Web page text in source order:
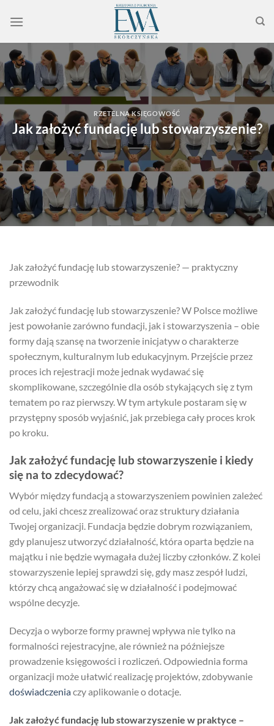
RZETELNA KSIĘGOWOŚĆ
Jak założyć fundację lub stowarzyszenie?
Jak założyć fundację lub stowarzyszenie? — praktyczny
przewodnik
Jak założyć fundację lub stowarzyszenie? W Polsce możliwe
jest powołanie zarówno fundacji, jak i stowarzyszenia – obie
formy dają szansę na tworzenie inicjatyw o charakterze
społecznym, kulturalnym lub edukacyjnym. Przejście przez
proces ich rejestracji może jednak wydawać się
skomplikowane, szczególnie dla osób stykających się z tym
tematem po raz pierwszy. W tym artykule postaram się w
przystępny sposób wyjaśnić, jak przebiega cały proces krok
po kroku.
Jak założyć fundację lub stowarzyszenie i kiedy
się na to zdecydować?
Wybór między fundacją a stowarzyszeniem powinien zależeć
od celu, jaki chcesz zrealizować oraz struktury działania
Twojej organizacji. Fundacja będzie dobrym rozwiązaniem,
gdy planujesz utworzyć działalność, która oparta będzie na
majątku i nie będzie wymagała dużej liczby członków. Z kolei
stowarzyszenie lepiej sprawdzi się, gdy masz zespół ludzi,
którzy chcą angażować się w działalność i podejmować
wspólne decyzje.
Decyzja o wyborze formy prawnej wpływa nie tylko na
formalności rejestracyjne, ale również na późniejsze
prowadzenie księgowości i rozliczeń. Odpowiednia forma
organizacji może ułatwić realizację projektów, zdobywanie
doświadczeniaczy aplikowanie o dotacje.
Jak założyć fundację lub stowarzyszenie w praktyce –